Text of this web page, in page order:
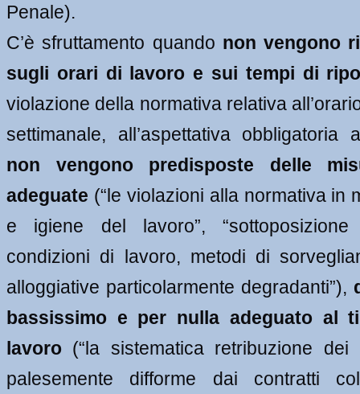
Penale).
C’è sfruttamento quando non vengono
sugli orari di lavoro e sui tempi di
violazione della normativa relativa
non vengono predisposte delle
adeguate (“le violazioni alla normativa in
e igiene del lavoro”,
condizioni di lavoro, metodi di
alloggiative particolarmente degradanti”),
bassissimo e per nulla adeguato al
lavoro (“la sistematica retribuzione
palesemente difforme dai contratti